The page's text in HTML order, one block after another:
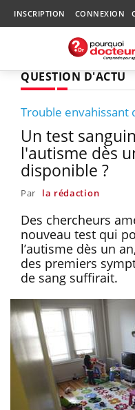
INSCRIPTION CONNEXION
QUESTION D'ACTU
Trouble
Un test
l'autisme dès
disponible ?
Par la rédaction
Des chercheurs
nouveau test qui
l’autisme dès un
des premiers
de sang suffirait.